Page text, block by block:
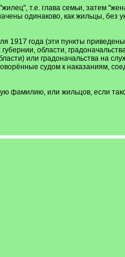
т.е. глава семьи, затем
одинаково, как жильцы, без
1917 года (эти пункты
области,
или градоначальства на
судом к наказаниям,
фамилию, или жильцов, если